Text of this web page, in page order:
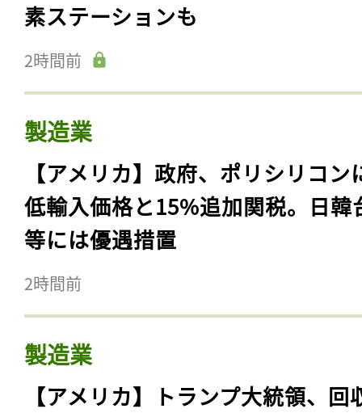
素ステーションも
2時間前
製造業
【アメリカ】政府、ポリシリコン
低輸入価格と15%追加関税。日韓
等には優遇措置
2時間前
製造業
【アメリカ】トランプ大統領、回